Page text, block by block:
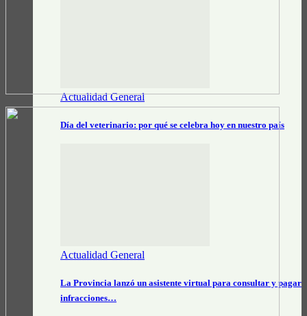
Actualidad General
Día del veterinario: por qué se celebra hoy en nuestro país
Actualidad General
La Provincia lanzó un asistente virtual para consultar y pagar
infracciones…